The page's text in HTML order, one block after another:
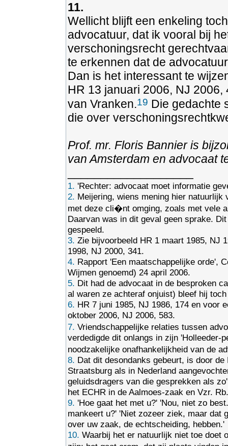
11.
Wellicht blijft een enkeling
advocatuur, dat ik vooral bij
verschoningsrecht
te erkennen dat de
Dan is het interessant te
HR 13 januari 2006, NJ
van Vranken.19 Die gedachte
die over
Prof. mr. Floris Bannier is
van Amsterdam en advocaat
1. 'Rechter: advocaat moet informatie
2. Meijering, wiens mening hier
met deze cli�nt omging, zoals met vele
Daarvan was in dit geval geen sprake.
gespeeld.
3. Zie bijvoorbeeld HR 1 maart 1985, NJ
1998, NJ 2000, 341.
4. Rapport 'Een maatschappelijke orde',
Wijmen genoemd) 24 april 2006.
5. Dit had de advocaat in de besproken
al waren ze achteraf onjuist) bleef hij
6. HR 7 juni 1985, NJ 1986, 174 en voor
oktober 2006, NJ 2006, 583.
7. Vriendschappelijke relaties tussen
verdedigde dit onlangs in zijn 'Holleeder-
noodzakelijke onafhankelijkheid van de
8. Dat dit desondanks gebeurt, is door
Straatsburg als in Nederland
geluidsdragers van die gesprekken als
het ECHR in de Aalmoes-zaak en Vzr.
9. 'Hoe gaat het met u?' 'Nou, niet zo
mankeert u?' 'Niet zozeer ziek, maar dat
over uw zaak, de echtscheiding, hebben.'
10. Waarbij het er natuurlijk niet toe doet